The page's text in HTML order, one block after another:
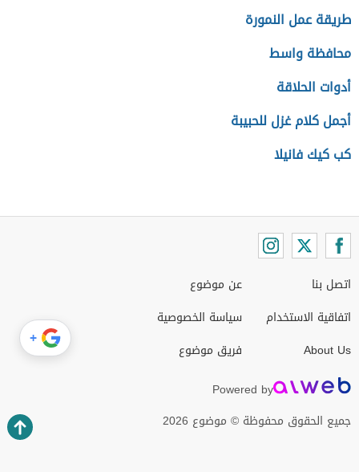
طريقة عمل النمورة
محافظة واسط
أدوات الحلاقة
أجمل كلام غزل للحبيبة
كب كيك فانيلا
اتصل بنا
اتفاقية الاستخدام
About Us
عن موضوع
سياسة الخصوصية
فريق موضوع
Powered by
جميع الحقوق محفوظة © موضوع 2026
+